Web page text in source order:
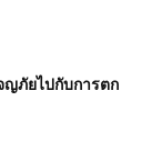
ญภัยไปกับการตก